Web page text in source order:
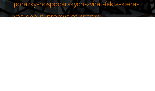
porazky-hospodarskych-zvirat-fakta-ktera-
vas-donuti-premyslet-453974